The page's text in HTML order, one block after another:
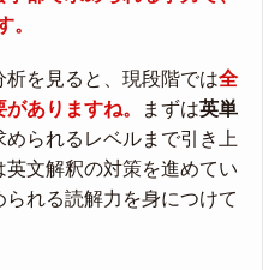
。
析を見ると、現段階では全
ありますね。
まずは英単
られるレベルまで引き上
文解釈の対策を進めてい
れる読解力を身につけて